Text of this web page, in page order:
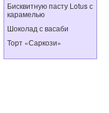
Бисквитную пасту Lotus с
карамелью
Шоколад с васаби
Торт «Саркози»